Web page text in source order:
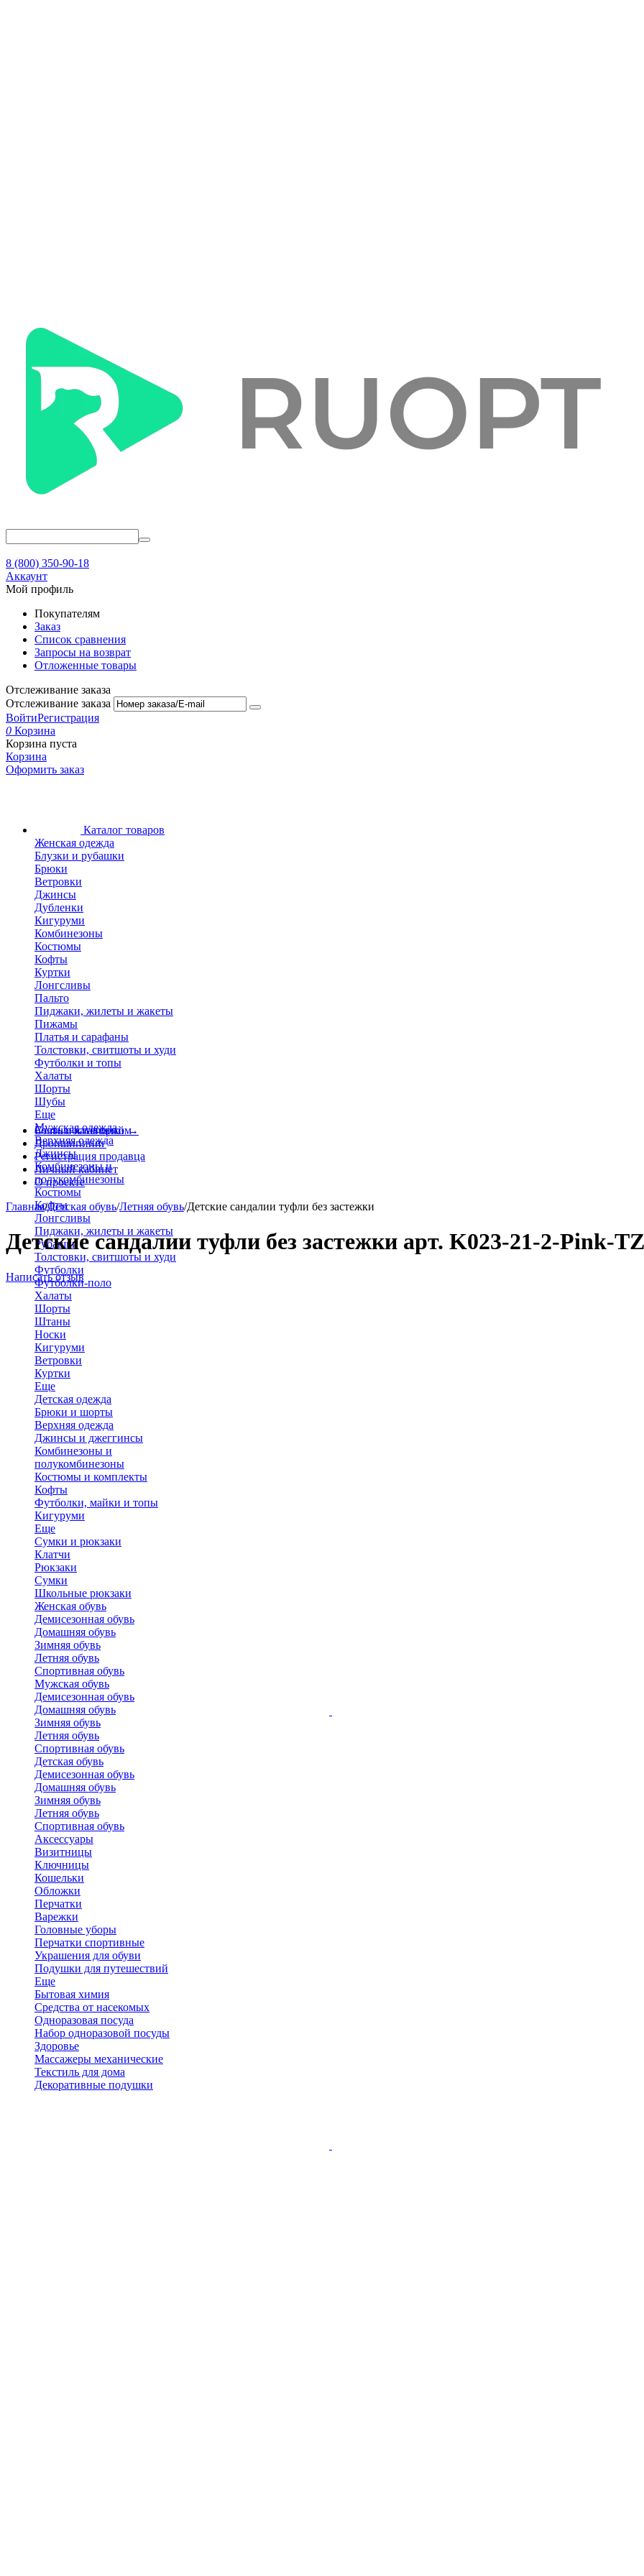
8 (800) 350-90-18
Аккаунт
Мой профиль
Покупателям
Заказ
Список сравнения
Запросы на возврат
Отложенные товары
Отслеживание заказа
Отслеживание заказа
ВойтиРегистрация
0 Корзина
Корзина пуста
Корзина
Оформить заказ
Каталог товаров
Женская одежда
Блузки и рубашки
Брюки
Ветровки
Джинсы
Дубленки
Кигуруми
Комбинезоны
Костюмы
Кофты
Куртки
Лонгсливы
Пальто
Пиджаки, жилеты и жакеты
Пижамы
Платья и сарафаны
Толстовки, свитшоты и худи
Футболки и топы
Халаты
Шорты
Шубы
Еще
Мужская одежда
Верхняя одежда
Джинсы
Комбинезоны и
полукомбинезоны
Костюмы
Кофты
Лонгсливы
Пиджаки, жилеты и жакеты
Рубашки
Толстовки, свитшоты и худи
Футболки
Футболки-поло
Халаты
Шорты
Штаны
Носки
Кигуруми
Ветровки
Куртки
Еще
Детская одежда
Брюки и шорты
Верхняя одежда
Джинсы и джеггинсы
Комбинезоны и
полукомбинезоны
Костюмы и комплекты
Кофты
Футболки, майки и топы
Кигуруми
Еще
Сумки и рюкзаки
Клатчи
Рюкзаки
Сумки
Школьные рюкзаки
Женская обувь
Демисезонная обувь
Домашняя обувь
Зимняя обувь
Летняя обувь
Спортивная обувь
Мужская обувь
Демисезонная обувь
Домашняя обувь
Зимняя обувь
Летняя обувь
Спортивная обувь
Детская обувь
Демисезонная обувь
Домашняя обувь
Зимняя обувь
Летняя обувь
Спортивная обувь
Аксессуары
Визитницы
Ключницы
Кошельки
Обложки
Перчатки
Варежки
Головные уборы
Перчатки спортивные
Украшения для обуви
Подушки для путешествий
Еще
Бытовая химия
Средства от насекомых
Одноразовая посуда
Набор одноразовой посуды
Здоровье
Массажеры механические
Текстиль для дома
Декоративные подушки
Больше категорий→
Стать поставщиком
Дропшиппинг
Регистрация продавца
Личный кабинет
О проекте
Главная/Детская обувь/Летняя обувь/Детские сандалии туфли без застежки
Детские сандалии туфли без застежки арт. K023-21-2-Pink-
Написать отзыв